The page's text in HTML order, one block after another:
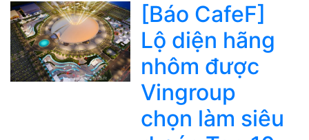
[Báo CafeF]
Lộ diện hãng
nhôm được
Vingroup
chọn làm siêu